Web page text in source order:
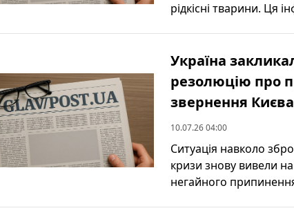
рідкісні тварини. Ця
Україна
резолюцію про
звернення Києва
10.07.26 04:00
Ситуація навколо
кризи знову вивели
негайного